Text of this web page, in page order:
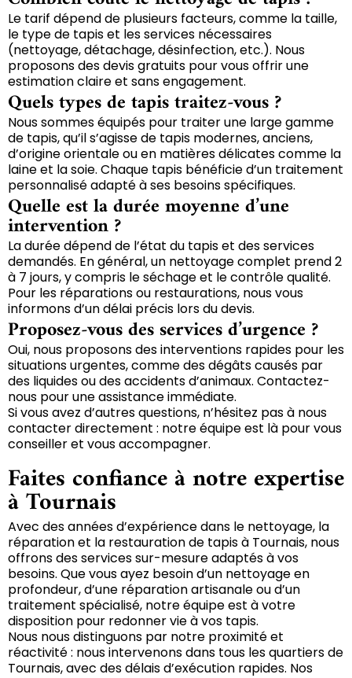
Le tarif dépend de plusieurs facteurs, comme la taille,
le type de tapis et les services nécessaires
(nettoyage, détachage, désinfection, etc.). Nous
proposons des devis gratuits pour vous offrir une
estimation claire et sans engagement.
Quels types de tapis traitez-vous ?
Nous sommes équipés pour traiter une large gamme
de tapis, qu’il s’agisse de tapis modernes, anciens,
d’origine orientale ou en matières délicates comme la
laine et la soie. Chaque tapis bénéficie d’un traitement
personnalisé adapté à ses besoins spécifiques.
Quelle est la durée moyenne d’une
intervention ?
La durée dépend de l’état du tapis et des services
demandés. En général, un nettoyage complet prend 2
à 7 jours, y compris le séchage et le contrôle qualité.
Pour les réparations ou restaurations, nous vous
informons d’un délai précis lors du devis.
Proposez-vous des services d’urgence ?
Oui, nous proposons des interventions rapides pour les
situations urgentes, comme des dégâts causés par
des liquides ou des accidents d’animaux. Contactez-
nous pour une assistance immédiate.
Si vous avez d’autres questions, n’hésitez pas à nous
contacter directement : notre équipe est là pour vous
conseiller et vous accompagner.
Faites confiance à notre expertise
à Tournais
Avec des années d’expérience dans le nettoyage, la
réparation et la restauration de tapis à Tournais, nous
offrons des services sur-mesure adaptés à vos
besoins. Que vous ayez besoin d’un nettoyage en
profondeur, d’une réparation artisanale ou d’un
traitement spécialisé, notre équipe est à votre
disposition pour redonner vie à vos tapis.
Nous nous distinguons par notre proximité et
réactivité : nous intervenons dans tous les quartiers de
Tournais, avec des délais d’exécution rapides. Nos